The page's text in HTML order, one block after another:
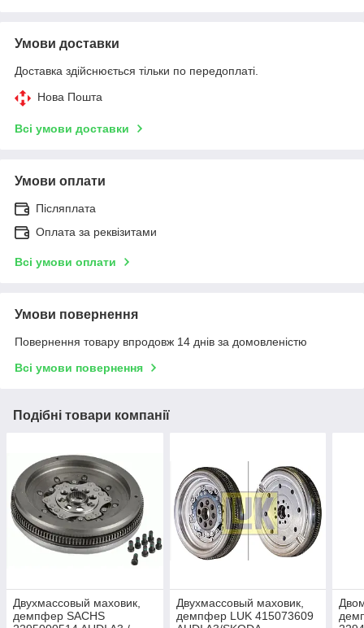
Умови доставки
Доставка здійснюється тільки по передоплаті.
Нова Пошта
Всі умови доставки
Умови оплати
Післяплата
Оплата за реквізитами
Всі умови оплати
Умови повернення
Повернення товару впродовж 14 днів за домовленістю
Всі умови повернення
Подібні товари компанії
Двухмассовый маховик,
демпфер SACHS
Двухмассовый маховик,
демпфер LUK 415073609